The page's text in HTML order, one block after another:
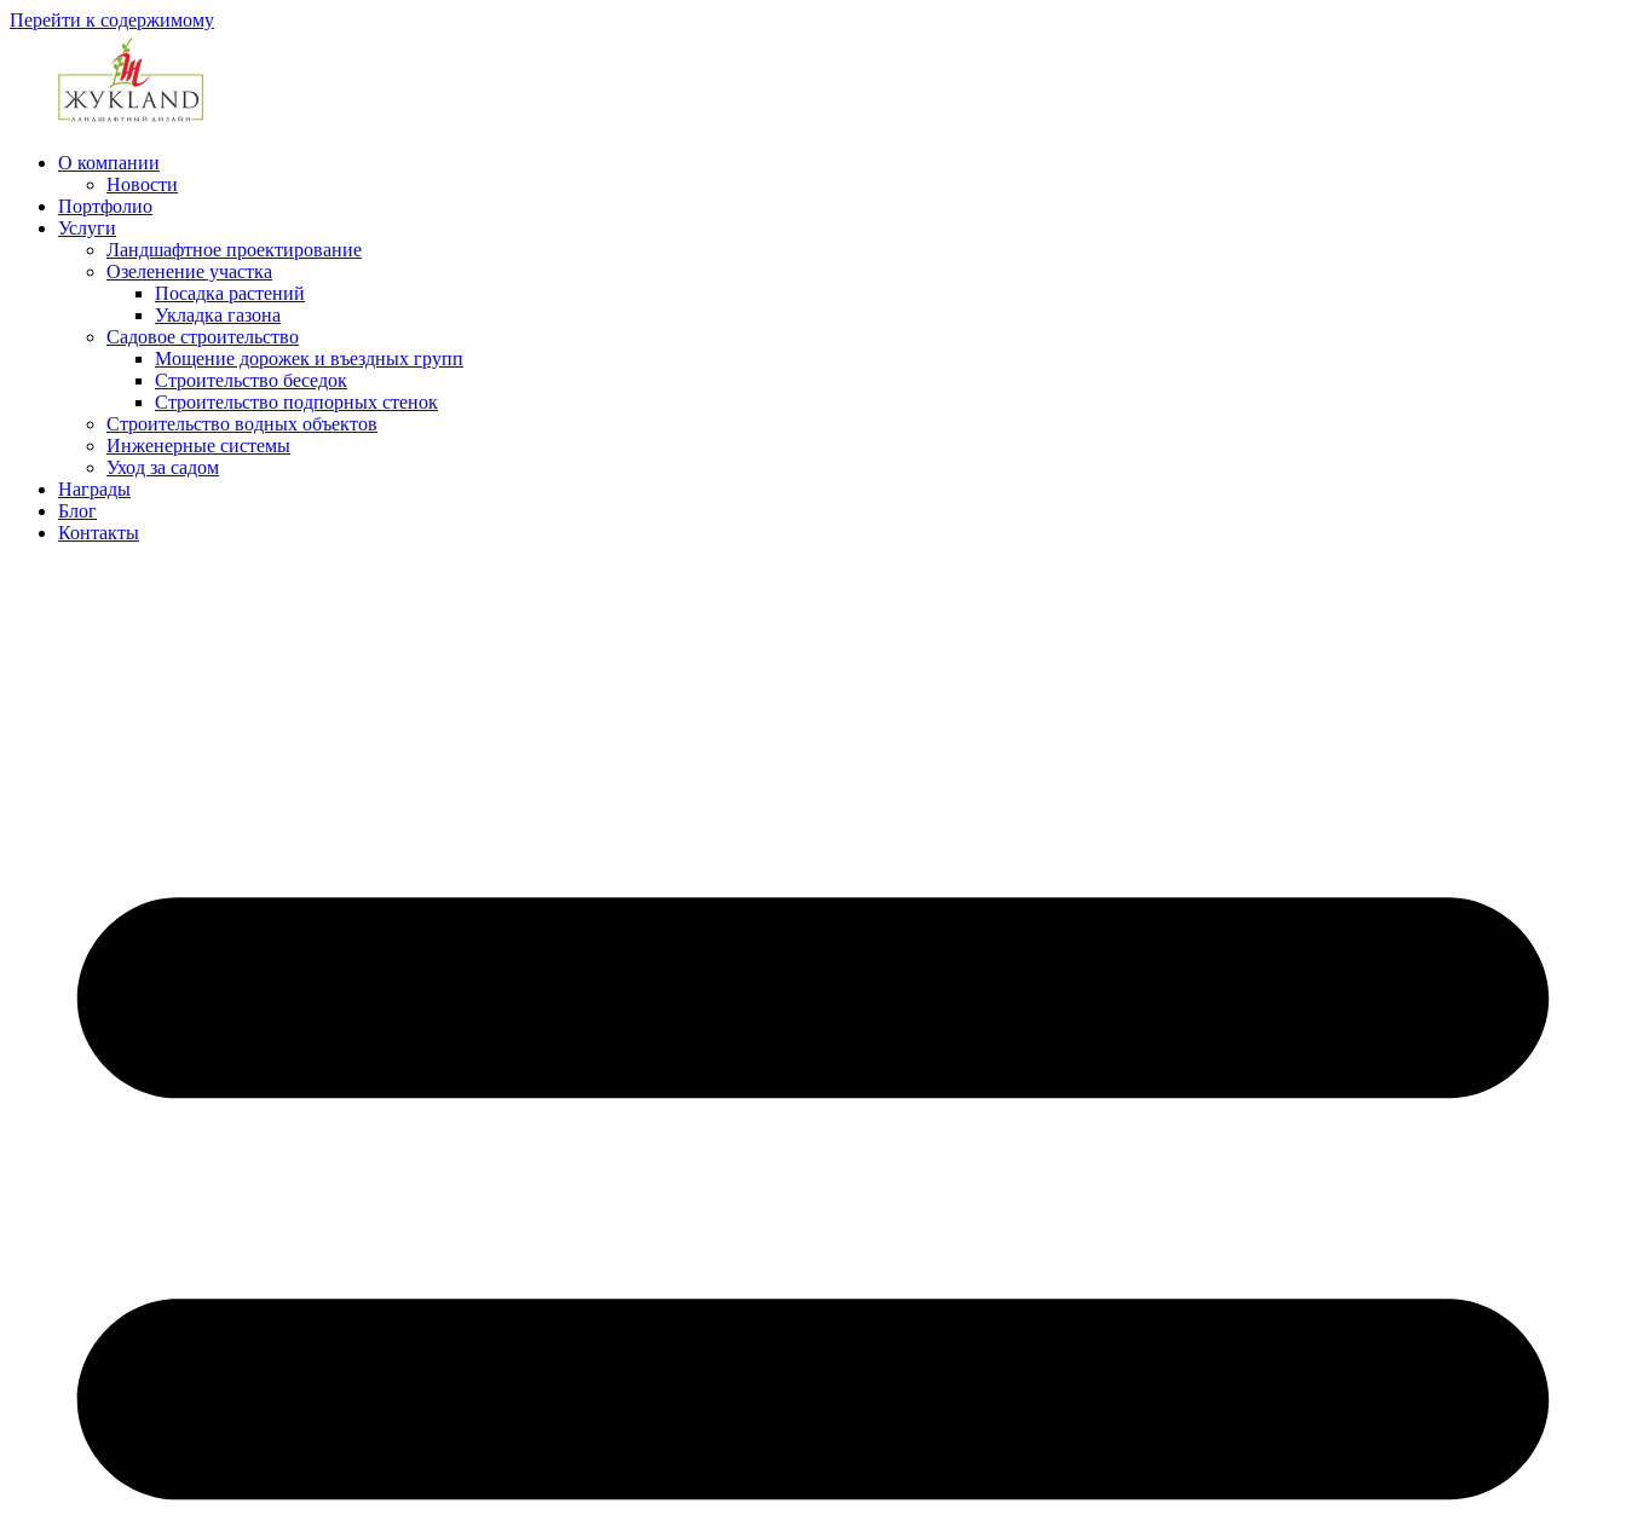
Перейти к содержимому
О компании
Новости
Портфолио
Услуги
Ландшафтное проектирование
Озеленение участка
Посадка растений
Укладка газона
Садовое строительство
Мощение дорожек и въездных групп
Строительство беседок
Строительство подпорных стенок
Строительство водных объектов
Инженерные системы
Уход за садом
Награды
Блог
Контакты